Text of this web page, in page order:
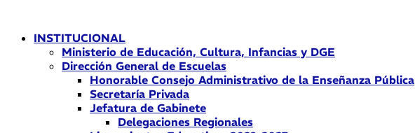
contenidoINSTITUCIONAL
Ministerio de Educación, Cultura, Infancias y DGE
Dirección General de Escuelas
Honorable Consejo Administrativo de la Enseñanza Pública
Secretaría Privada
Jefatura de Gabinete
Delegaciones Regionales